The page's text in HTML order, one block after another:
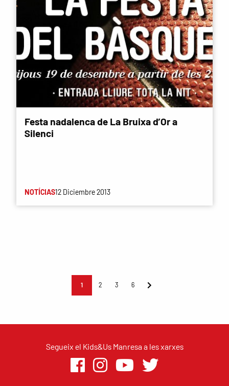
Festa nadalenca de La Bruixa d’Or a
Silenci
NOTÍCIAS12 Diciembre 2013
1 2 3 6
Segueix el Kids&Us Manresa a les xarxes